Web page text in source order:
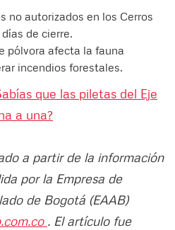
no autorizados en los Cerros
de cierre.
pólvora afecta la fauna
incendios forestales.
que las piletas del Eje
a una?
a partir de la información
por la Empresa de
de Bogotá (EAAB)
. El artículo fue